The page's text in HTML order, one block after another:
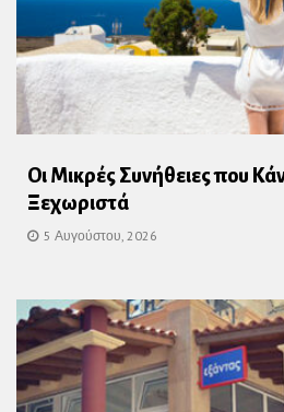
Οι Μικρές Συνήθειες που
Ξεχωριστά
5 Αυγούστου, 2026